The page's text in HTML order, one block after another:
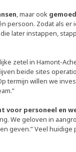
, maar ook
persoon. Zodat als
later instappen,
zetel in Hamont-
beide sites
termijn willen we
voor personeel en
We geloven in
geven.” Veel